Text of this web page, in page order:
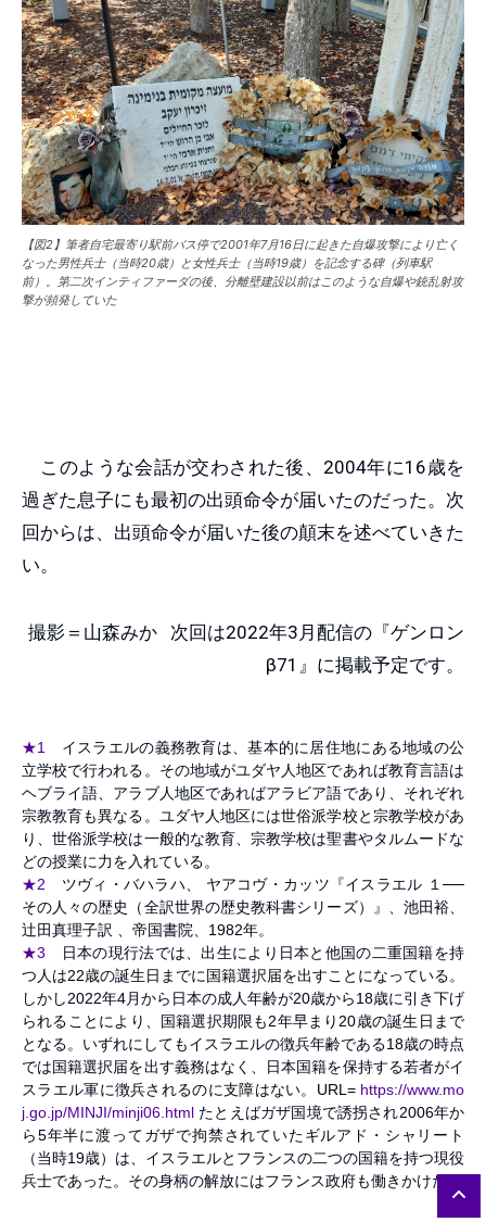
【図2】筆者自宅最寄り駅前バス停で2001年7月16日に起きた自爆攻撃により亡く
なった男性兵士（当時20歳）と女性兵士（当時19歳）を記念する碑（列車駅
前）。第二次インティファーダの後、分離壁建設以前はこのような自爆や銃乱射攻
撃が頻発していた
このような会話が交わされた後、2004年に16歳を
過ぎた息子にも最初の出頭命令が届いたのだった。次
回からは、出頭命令が届いた後の顛末を述べていきた
い。
撮影＝山森みか 次回は2022年3月配信の『ゲンロン
β71』に掲載予定です。
★1
イスラエルの義務教育は、基本的に居住地にある地域の公
立学校で行われる。その地域がユダヤ人地区であれば教育言語は
ヘブライ語、アラブ人地区であればアラビア語であり、それぞれ
宗教教育も異なる。ユダヤ人地区には世俗派学校と宗教学校があ
り、世俗派学校は一般的な教育、宗教学校は聖書やタルムードな
どの授業に力を入れている。
★2 ツヴィ・バハラハ、 ヤアコヴ・カッツ『イスラエル １──
その人々の歴史（全訳世界の歴史教科書シリーズ）』、池田裕、
辻田真理子訳 、帝国書院、1982年。
★3 日本の現行法では、出生により日本と他国の二重国籍を持
つ人は22歳の誕生日までに国籍選択届を出すことになっている。
しかし2022年4月から日本の成人年齢が20歳から18歳に引き下げ
られることにより、国籍選択期限も2年早まり20歳の誕生日まで
となる。いずれにしてもイスラエルの徴兵年齢である18歳の時点
では国籍選択届を出す義務はなく、日本国籍を保持する若者がイ
スラエル軍に徴兵されるのに支障はない。URL= https://www.mo
j.go.jp/MINJI/minji06.html たとえばガザ国境で誘拐され2006年か
ら5年半に渡ってガザで拘禁されていたギルアド・シャリート
（当時19歳）は、イスラエルとフランスの二つの国籍を持つ現役
兵士であった。その身柄の解放にはフランス政府も働きかけた。